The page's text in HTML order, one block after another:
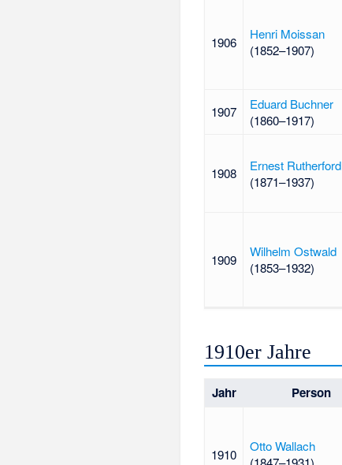
1906
Henri Moissan
(1852–1907)
1907
Eduard Buchner
(1860–1917)
1908
Ernest Rutherford
(1871–1937)
1909
Wilhelm Ostwald
(1853–1932)
1910er Jahre
Jahr Person
1910
Otto Wallach